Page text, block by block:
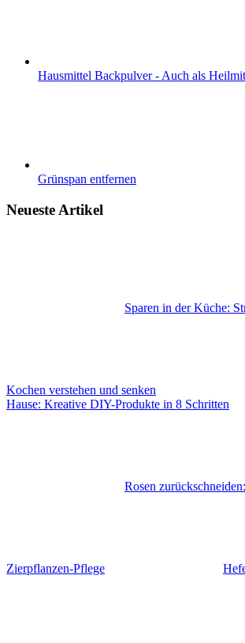
Hausmittel Backpulver - Auch als
Grünspan entfernen
Neueste Artikel
Sparen in der Küche:
Kochen verstehen und senken
Hause: Kreative DIY-Produkte in 8 Schritten
Rosen
Zierpflanzen-Pflege